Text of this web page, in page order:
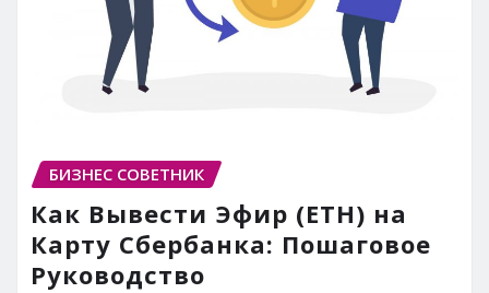
БИЗНЕС СОВЕТНИК
Как Вывести Эфир (ETH) на
Карту Сбербанка: Пошаговое
Руководство